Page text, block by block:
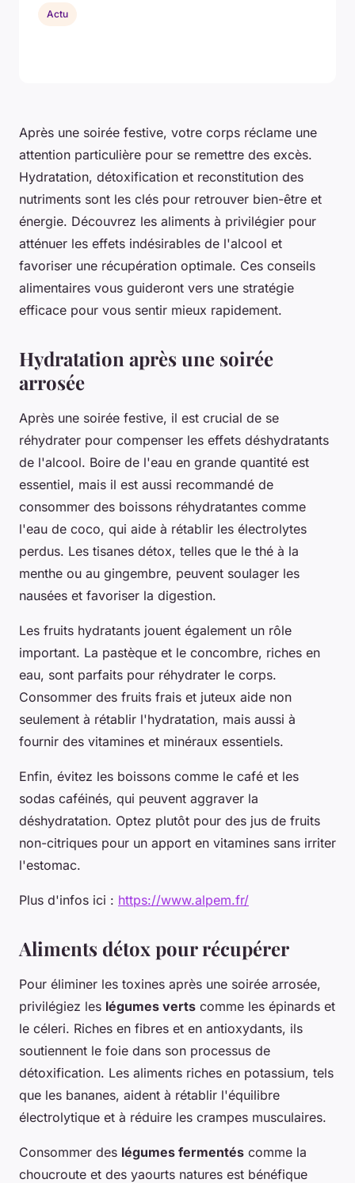
Après une soirée festive, votre corps réclame une
attention particulière pour se remettre des excès.
Hydratation, détoxification et reconstitution des
nutriments sont les clés pour retrouver bien-être et
énergie. Découvrez les aliments à privilégier pour
atténuer les effets indésirables de l'alcool et
favoriser une récupération optimale. Ces conseils
alimentaires vous guideront vers une stratégie
efficace pour vous sentir mieux rapidement.
Hydratation après une soirée
arrosée
Après une soirée festive, il est crucial de se
réhydrater pour compenser les effets déshydratants
de l'alcool. Boire de l'eau en grande quantité est
essentiel, mais il est aussi recommandé de
consommer des boissons réhydratantes comme
l'eau de coco, qui aide à rétablir les électrolytes
perdus. Les tisanes détox, telles que le thé à la
menthe ou au gingembre, peuvent soulager les
nausées et favoriser la digestion.
Les fruits hydratants jouent également un rôle
important. La pastèque et le concombre, riches en
eau, sont parfaits pour réhydrater le corps.
Consommer des fruits frais et juteux aide non
seulement à rétablir l'hydratation, mais aussi à
fournir des vitamines et minéraux essentiels.
Enfin, évitez les boissons comme le café et les
sodas caféinés, qui peuvent aggraver la
déshydratation. Optez plutôt pour des jus de fruits
non-citriques pour un apport en vitamines sans irriter
l'estomac.
Plus d'infos ici : https://www.alpem.fr/
Aliments détox pour récupérer
Pour éliminer les toxines après une soirée arrosée,
privilégiez les légumes verts comme les épinards et
le céleri. Riches en fibres et en antioxydants, ils
soutiennent le foie dans son processus de
détoxification. Les aliments riches en potassium, tels
que les bananes, aident à rétablir l'équilibre
électrolytique et à réduire les crampes musculaires.
Consommer des légumes fermentés comme la
choucroute et des yaourts natures est bénéfique
Actu